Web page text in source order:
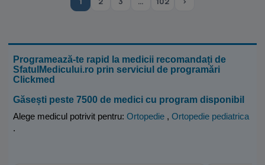
Programează-te rapid la medicii recomandați de
SfatulMedicului.ro prin serviciul de programări
Clickmed
Găsești peste 7500 de medici cu program disponibil
Alege medicul potrivit pentru: Ortopedie , Ortopedie pediatrica
.